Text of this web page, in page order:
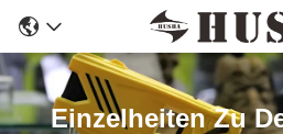
Einzelheiten Zu